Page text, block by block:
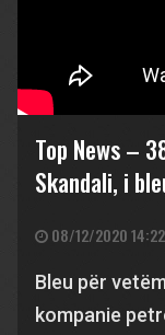
Top News –
Skandali, i
08/12/2020 14:22
Bleu për
kompanie